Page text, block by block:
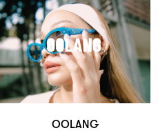
OOLANG